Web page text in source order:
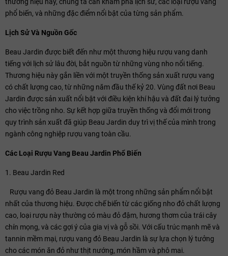
thương hiệu này, chúng ta cần khám phá lịch sử, các loại rượu vang
phổ biến, và những đặc điểm nổi bật của từng sản phẩm.
Lịch Sử Và Nguồn Gốc
Beau Jardin được biết đến như một thương hiệu rượu vang danh
tiếng với lịch sử lâu đời, bắt nguồn từ những vùng nho nổi tiếng.
Thương hiệu này gắn liền với một truyền thống sản xuất rượu vang
có chất lượng cao, từ những năm đầu thế kỷ 20. Vùng đất nơi Beau
Jardin được sản xuất nổi bật với điều kiện khí hậu và đất đai lý tưởng
cho việc trồng nho. Sự kết hợp giữa truyền thống và đổi mới trong
quy trình sản xuất đã giúp Beau Jardin duy trì vị thế của mình trong
ngành công nghiệp rượu vang toàn cầu.
Các Loại Rượu Vang Beau Jardin Phổ Biến
1. Beau Jardin Red
Rượu vang đỏ Beau Jardin là một trong những sản phẩm nổi bật
nhất của thương hiệu. Được chế biến từ các giống nho đỏ chất lượng
cao, loại rượu này thường có màu đỏ đậm, hương thơm của trái cây
chín mọng, và các gợi ý của gia vị và gỗ sồi. Với cấu trúc mạnh mẽ và
tannin mềm mại, rượu vang đỏ Beau Jardin là sự lựa chọn lý tưởng
cho các món ăn đỏ như thịt nướng, món hầm và phô mai.